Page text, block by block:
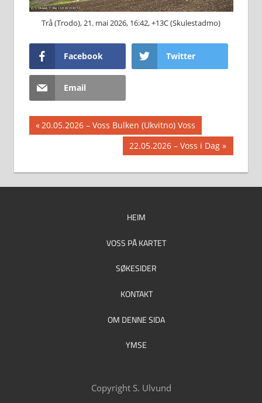
Trå (Trodo), 21. mai 2026, 16:42, +13C (Skulestadmo)
Facebook Twitter
Email
Innleggsnavigasjon
Previous
Post:
20.05.2026 – Voss Bulken (Ukvitno) Voss
Next
22.05.2026 – Voss i Dag
HEIM
VOSS PÅ KARTET
SØKESIDER
KONTAKT
OM DENNE SIDA
YMSE
Copyright S. Ulvund